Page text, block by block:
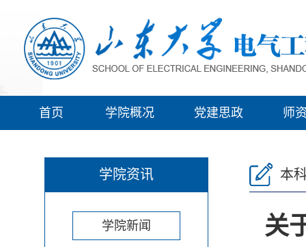
首页 学院概况 党建思政 师
学院资讯
学院新闻
本
关